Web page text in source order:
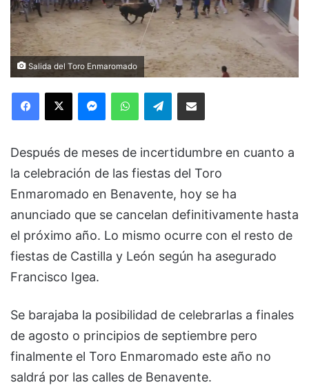
Salida del Toro Enmaromado
Facebook
X MessengerWhatsAppTelegramCompartir via Email
Después de meses de incertidumbre en cuanto a
la celebración de las fiestas del Toro
Enmaromado en Benavente, hoy se ha
anunciado que se cancelan definitivamente hasta
el próximo año. Lo mismo ocurre con el resto de
fiestas de Castilla y León según ha asegurado
Francisco Igea.
Se barajaba la posibilidad de celebrarlas a finales
de agosto o principios de septiembre pero
finalmente el Toro Enmaromado este año no
saldrá por las calles de Benavente.